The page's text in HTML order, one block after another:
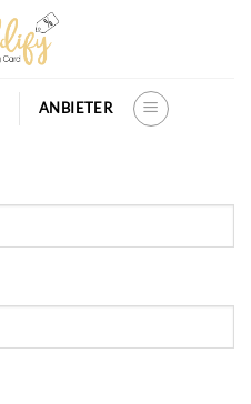
ANBIETER